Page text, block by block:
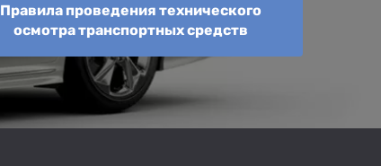
Правила проведения технического
осмотра транспортных средств